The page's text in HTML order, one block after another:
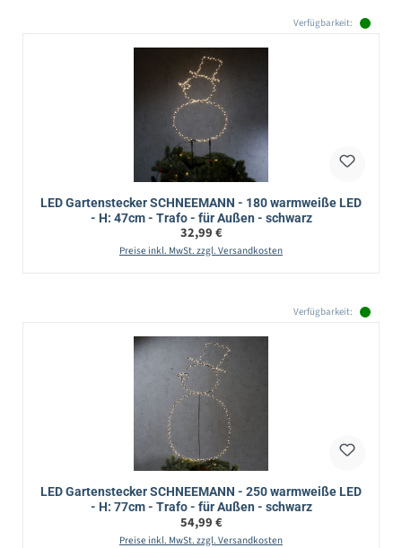
Verfügbarkeit:
LED Gartenstecker SCHNEEMANN - 180 warmweiße LED
- H: 47cm - Trafo - für Außen - schwarz
Regulärer Preis:
32,99 €
Preise inkl. MwSt. zzgl. Versandkosten
Verfügbarkeit:
LED Gartenstecker SCHNEEMANN - 250 warmweiße LED
- H: 77cm - Trafo - für Außen - schwarz
Regulärer Preis:
54,99 €
Preise inkl. MwSt. zzgl. Versandkosten